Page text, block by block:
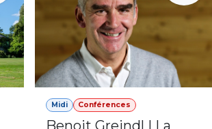
Midi Conférences
Benoit Greindl | La